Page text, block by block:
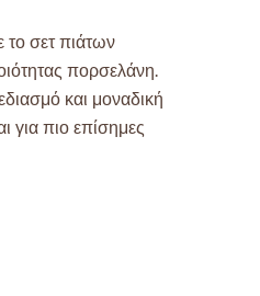
το σετ πιάτων
πορσελάνη.
και μοναδική
για πιο επίσημες